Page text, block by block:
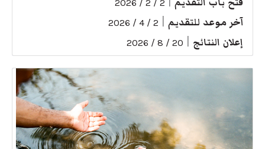
2 / 2 / 2026
آخر موعد للتقديم 2 / 4 / 2026
إعلان النتائج 20 / 8 / 2026